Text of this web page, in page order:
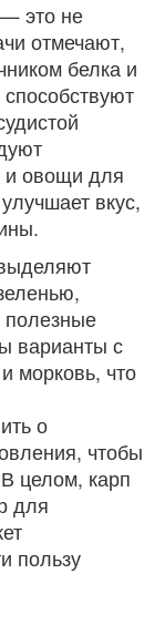
это не
отмечают,
белка и
и овощи для
вкус,
полезные
варианты с
морковь, что
о
чтобы
целом, карп
для
пользу